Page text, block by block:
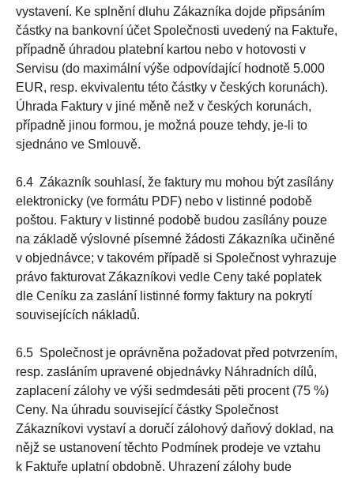
vystavení. Ke splnění dluhu Zákazníka dojde připsáním
částky na bankovní účet Společnosti uvedený na Faktuře,
případně úhradou platební kartou nebo v hotovosti v
Servisu (do maximální výše odpovídající hodnotě 5.000
EUR, resp. ekvivalentu této částky v českých korunách).
Úhrada Faktury v jiné měně než v českých korunách,
případně jinou formou, je možná pouze tehdy, je-li to
sjednáno ve Smlouvě.
6.4 Zákazník souhlasí, že faktury mu mohou být zasílány
elektronicky (ve formátu PDF) nebo v listinné podobě
poštou. Faktury v listinné podobě budou zasílány pouze
na základě výslovné písemné žádosti Zákazníka učiněné
v objednávce; v takovém případě si Společnost vyhrazuje
právo fakturovat Zákazníkovi vedle Ceny také poplatek
dle Ceníku za zaslání listinné formy faktury na pokrytí
souvisejících nákladů.
6.5 Společnost je oprávněna požadovat před potvrzením,
resp. zasláním upravené objednávky Náhradních dílů,
zaplacení zálohy ve výši sedmdesáti pěti procent (75 %)
Ceny. Na úhradu související částky Společnost
Zákazníkovi vystaví a doručí zálohový daňový doklad, na
nějž se ustanovení těchto Podmínek prodeje ve vztahu
k Faktuře uplatní obdobně. Uhrazení zálohy bude